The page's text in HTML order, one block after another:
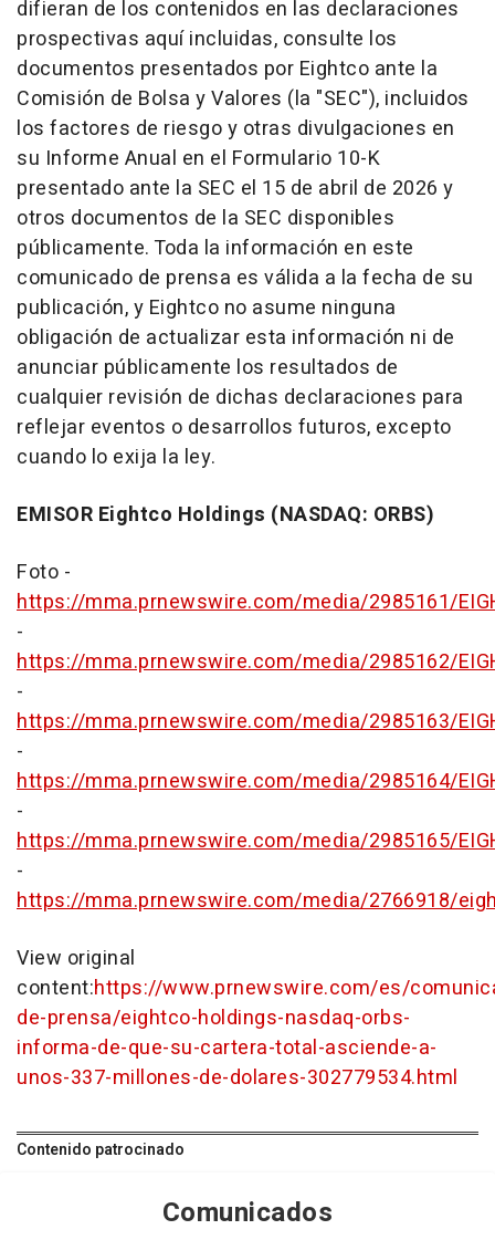
difieran de los contenidos en las declaraciones
prospectivas aquí incluidas, consulte los
documentos presentados por Eightco ante la
Comisión de Bolsa y Valores (la "SEC"), incluidos
los factores de riesgo y otras divulgaciones en
su Informe Anual en el Formulario 10-K
presentado ante la SEC el 15 de abril de 2026 y
otros documentos de la SEC disponibles
públicamente. Toda la información en este
comunicado de prensa es válida a la fecha de su
publicación, y Eightco no asume ninguna
obligación de actualizar esta información ni de
anunciar públicamente los resultados de
cualquier revisión de dichas declaraciones para
reflejar eventos o desarrollos futuros, excepto
cuando lo exija la ley.
EMISOR Eightco Holdings (NASDAQ: ORBS)
Foto -
https://mma.prnewswire.com/media/2985161/
-
https://mma.prnewswire.com/media/2985162/
-
https://mma.prnewswire.com/media/2985163/
-
https://mma.prnewswire.com/media/2985164/
-
https://mma.prnewswire.com/media/2985165/
-
https://mma.prnewswire.com/media/2766918/
View original
content:https://www.prnewswire.com/es/
de-prensa/eightco-holdings-nasdaq-orbs-
informa-de-que-su-cartera-total-asciende-a-
unos-337-millones-de-dolares-302779534.html
Contenido patrocinado
Comunicados